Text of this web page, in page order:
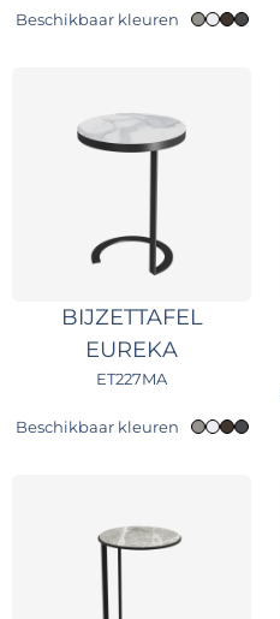
Beschikbaar kleuren
BIJZETTAFEL
EUREKA
ET227MA
Beschikbaar kleuren